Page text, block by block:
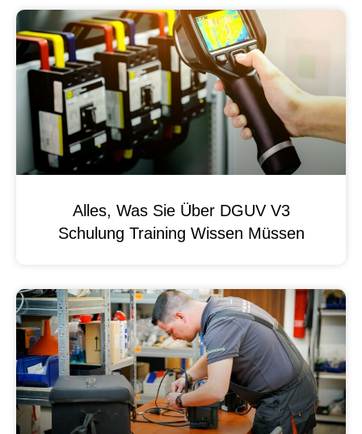
Alles, Was Sie Über DGUV V3
Schulung Training Wissen Müssen